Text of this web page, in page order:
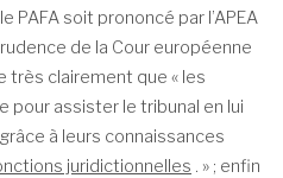
soit prononcé par l’APEA
de la Cour européenne
très clairement que « les
pour assister le tribunal en lui
à leurs connaissances
juridictionnelles . » ; enfin